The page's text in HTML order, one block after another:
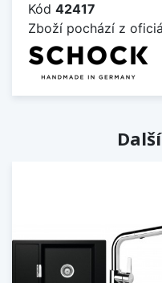
Kód 42417
Zboží pochází z